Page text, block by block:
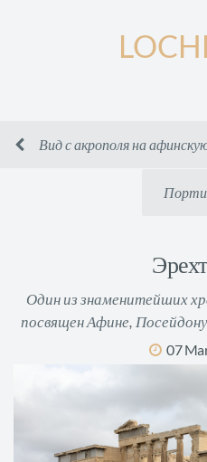
Вид с акрополя на
Один из знаменитейших
посвящен Афине,
07